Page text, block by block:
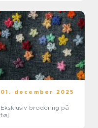
01. december 2025
Eksklusiv brodering på
tøj